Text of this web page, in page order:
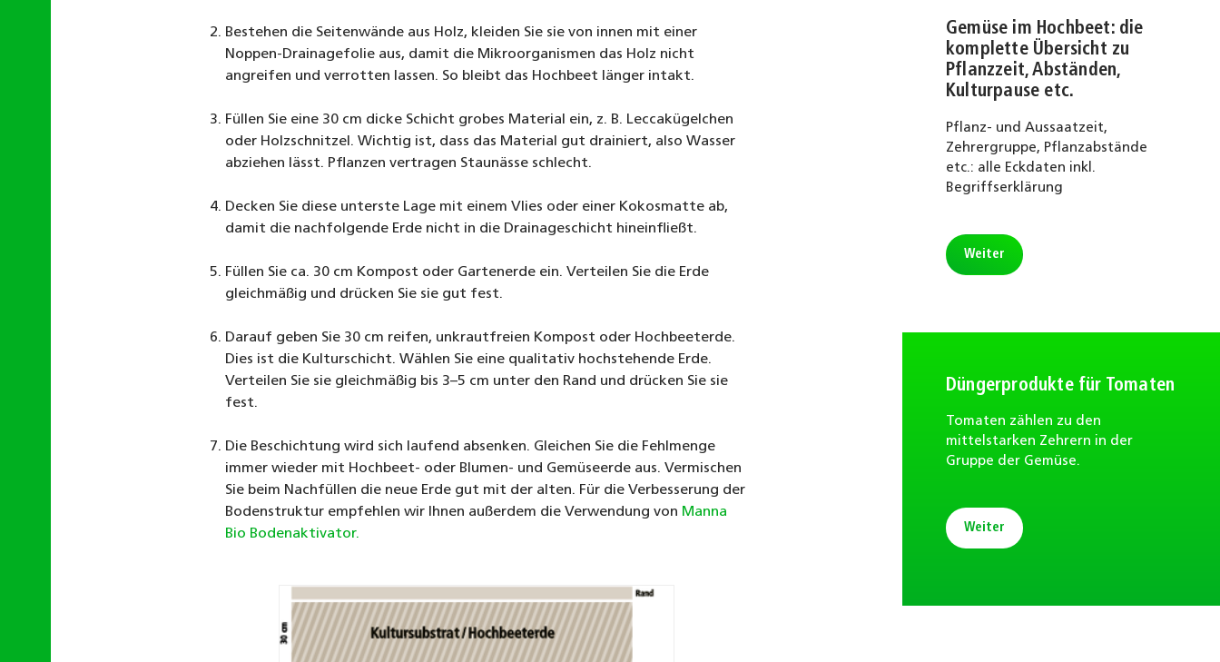
Bestehen die Seitenwände aus Holz, kleiden Sie sie von innen mit einer
Noppen-Drainagefolie aus, damit die Mikroorganismen das Holz nicht
angreifen und verrotten lassen. So bleibt das Hochbeet länger intakt.
Füllen Sie eine 30 cm dicke Schicht grobes Material ein, z. B. Leccakügelchen
oder Holzschnitzel. Wichtig ist, dass das Material gut drainiert, also Wasser
abziehen lässt. Pflanzen vertragen Staunässe schlecht.
Decken Sie diese unterste Lage mit einem Vlies oder einer Kokosmatte ab,
damit die nachfolgende Erde nicht in die Drainageschicht hineinfließt.
Füllen Sie ca. 30 cm Kompost oder Gartenerde ein. Verteilen Sie die Erde
gleichmäßig und drücken Sie sie gut fest.
Darauf geben Sie 30 cm reifen, unkrautfreien Kompost oder Hochbeeterde.
Dies ist die Kulturschicht. Wählen Sie eine qualitativ hochstehende Erde.
Verteilen Sie sie gleichmäßig bis 3–5 cm unter den Rand und drücken Sie sie
fest.
Die Beschichtung wird sich laufend absenken. Gleichen Sie die Fehlmenge
immer wieder mit Hochbeet- oder Blumen- und Gemüseerde aus. Vermischen
Sie beim Nachfüllen die neue Erde gut mit der alten. Für die Verbesserung der
Bodenstruktur empfehlen wir Ihnen außerdem die Verwendung von Manna
Bio Bodenaktivator.
Gemüse im Hochbeet: die
komplette Übersicht zu
Pflanzzeit, Abständen,
Kulturpause etc.
Pflanz- und Aussaatzeit,
Zehrergruppe, Pflanzabstände
etc.: alle Eckdaten inkl.
Begriffserklärung
Weiter
Düngerprodukte für Tomaten
Tomaten zählen zu den
mittelstarken Zehrern in der
Gruppe der Gemüse.
Weiter